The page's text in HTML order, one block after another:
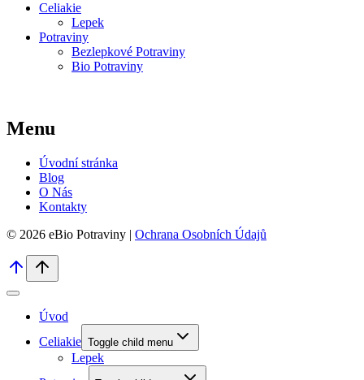
Celiakie
Lepek
Potraviny
Bezlepkové Potraviny
Bio Potraviny
Menu
Úvodní stránka
Blog
O Nás
Kontakty
© 2026 eBio Potraviny | Ochrana Osobních Údajů
Úvod
Celiakie Toggle child menu
Lepek